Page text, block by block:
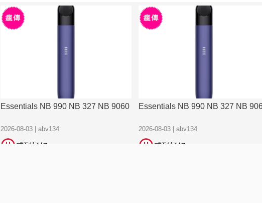
Essentials NB 990 NB 327 NB 9060
2026-08-03 | abv134
感到極好
Essentials NB 990 NB 327 NB
2026-08-03 | abv134
感到極好